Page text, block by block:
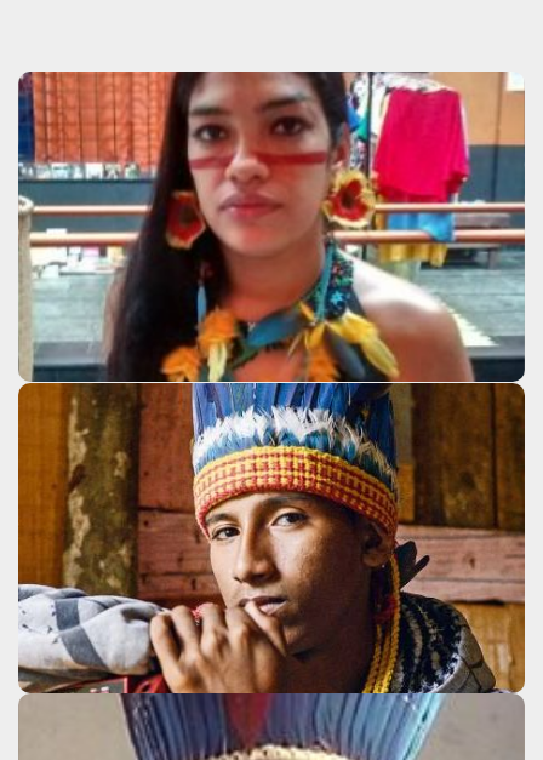
Vãngri Kaingang
Werá Jeguaká Mirim
Clique aqui